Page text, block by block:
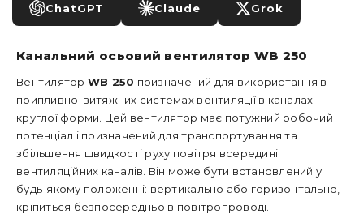
ChatGPT Claude Grok
Канальний осьовий вентилятор WB 250
Вентилятор WB 250 призначений для використання в
припливно-витяжних системах вентиляції в каналах
круглої форми. Цей вентилятор має потужний робочий
потенціал і призначений для транспортування та
збільшення швидкості руху повітря всередині
вентиляційних каналів. Він може бути встановлений у
будь-якому положенні: вертикально або горизонтально,
кріпиться безпосередньо в повітропроводі.